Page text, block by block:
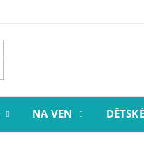
NA VEN